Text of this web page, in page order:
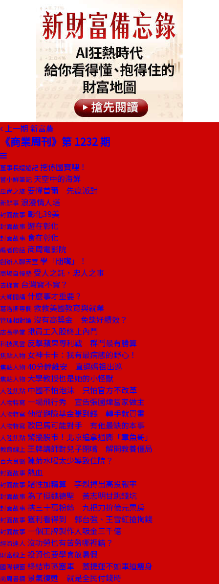
上一期 新富農
《商業周刊》第 1232 期
董事長嬉遊記 挖係國寶哩！
嘗小鮮筆記 天空中的海鮮
風尚之旅 要懂首爾 先瘋派對
新鮮事 浪漫情人塔
封面故事 彰化39美
封面故事 遊在彰化
封面故事 食在彰化
編者的話 商周電影院
創辦人聊天室 學「閉嘴」！
商場自慢塾 受人之託，忠人之事
去梯言 台灣寶不寶？
大師開講 什麼事才重要？
葛洛斯專欄 救救美國教育與就業
管理相對論 沒有高獎金 免談好績效？
店長學堂 揪員工入股終止內鬥
科技風雲 反擊蘋果專利戰 群鬥最有勝算
焦點人物 女神卡卡：我有最病態的野心！
焦點人物 40分鐘維安 直逼媽祖出巡
焦點人物 大學教授也是她的小怪獸
大陸焦點 中國不怕泡沫 只怕官方不改革
人物特寫 一場飛行秀 宣告張國煒當家做主
人物特寫 他從避險基金賺到錢 轉手就買畫
人物特寫 歐巴馬可能對手 有他最缺的本事
大陸焦點 驚擾股市！北京追拿通膨「章魚哥」
教育線上 王牌講師對兒子閉嘴 解開教養僵局
百大良醫 陳菊水喝太少導致住院？
封面故事 熱血
封面故事 賭性加精算 李烈搏出高投報率
封面故事 為了挺魏德聖 黃志明甘跳錢坑
封面故事 挾三十萬粉絲 九把刀拚億元票房
封面故事 獲利看得到 郭台強、王雪紅搶掏錢
封面故事 一個王牌製作人吸金三千億
經濟達人 沒功勞也有苦勞哪裡錯？
財富線上 投資也要學會放暑假
國際視窗 終結市區塞車 蓋捷運不如車道瘦身
商周書摘 景氣復甦 就是全民付錢時